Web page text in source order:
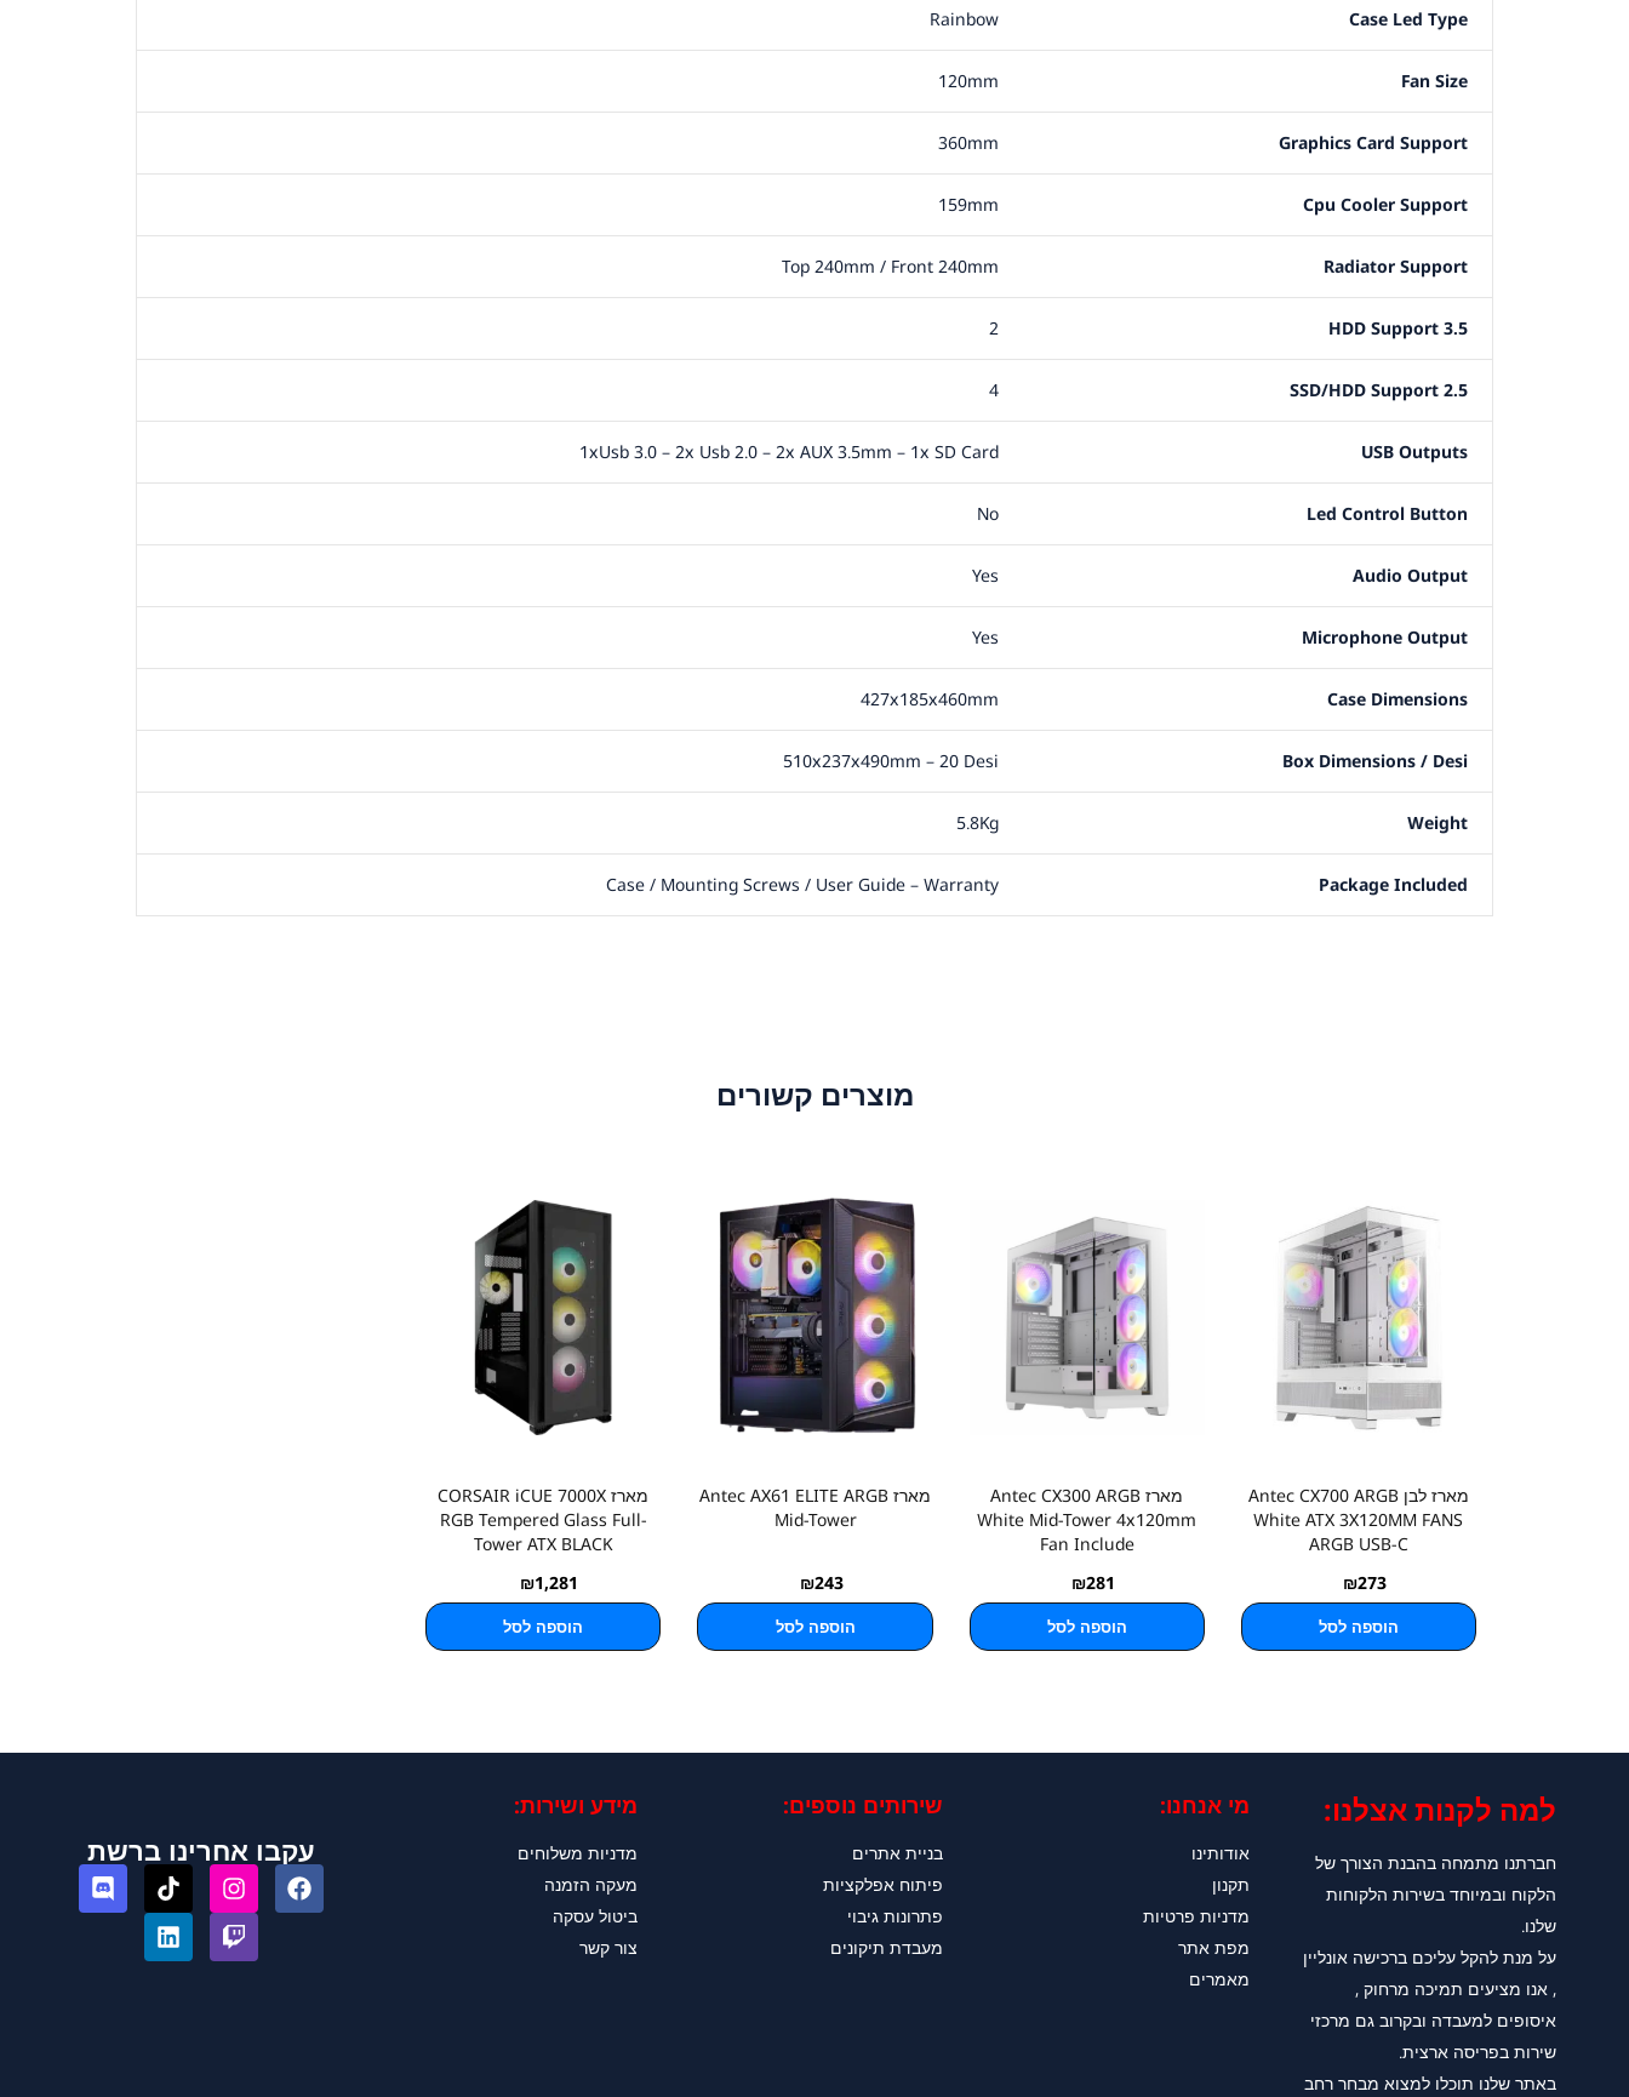
Case Led Type
Rainbow
Fan Size
120mm
Graphics Card Support
360mm
Cpu Cooler Support
159mm
Radiator Support
Top 240mm / Front 240mm
3.5 HDD Support
2
2.5 SSD/HDD Support
4
USB Outputs
1xUsb 3.0 – 2x Usb 2.0 – 2x AUX 3.5mm – 1x SD Card
Led Control Button
No
Audio Output
Yes
Microphone Output
Yes
Case Dimensions
427x185x460mm
Box Dimensions / Desi
510x237x490mm – 20 Desi
Weight
5.8Kg
Package Included
Case / Mounting Screws / User Guide – Warranty
מוצרים קשורים
מארז לבן Antec CX700 ARGB
White ATX 3X120MM FANS
ARGB USB-C
₪273
הוספה לסל
מארז Antec CX300 ARGB
White Mid-Tower 4x120mm
Fan Include
₪281
הוספה לסל
מארז Antec AX61 ELITE ARGB
Mid-Tower
₪243
הוספה לסל
מארז CORSAIR iCUE 7000X
RGB Tempered Glass Full-
Tower ATX BLACK
₪1,281
הוספה לסל
למה לקנות אצלנו:​
חברתנו מתמחה בהבנת הצורך של
הלקוח ובמיוחד בשירות הלקוחות
שלנו.
על מנת להקל עליכם ברכישה אונליין
, אנו מציעים תמיכה מרחוק ,
איסופים למעבדה ובקרוב גם מרכזי
שירות בפריסה ארצית.
באתר שלנו תוכלו למצוא מבחר רחב
מי אנחנו:
אודותינו
תקנון
מדניות פרטיות
מפת אתר
מאמרים
שירותים נוספים:
בניית אתרים
פיתוח אפלקציות
פתרונות גיבוי
מעבדת תיקונים
מידע ושירות:
מדניות משלוחים
מעקה הזמנה
ביטול עסקה
צור קשר
עקבו אחרינו ברשת